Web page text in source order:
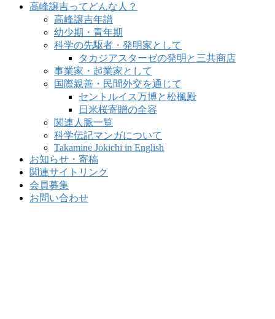
高峰譲吉ってどんな人？
高峰譲吉年譜
幼少期・青年期
科学の先駆者・発明家として
タカジアスターゼの発明と三共商店
事業家・起業家として
国際親善・民間外交を通じて
セントルイス万博と松楓殿
日米桜寄贈の全容
関連人脈一覧
科学伝記マンガについて
Takamine Jokichi in English
お知らせ・寄稿
関連サイトリンク
会員募集
お問い合わせ